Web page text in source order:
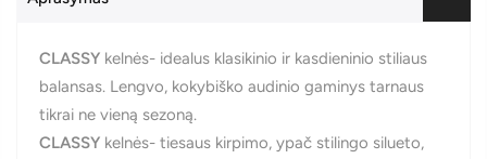
CLASSY kelnės- idealus klasikinio ir kasdieninio stiliaus
balansas. Lengvo, kokybiško audinio gaminys tarnaus
tikrai ne vieną sezoną.
CLASSY kelnės- tiesaus kirpimo, ypač stilingo silueto,